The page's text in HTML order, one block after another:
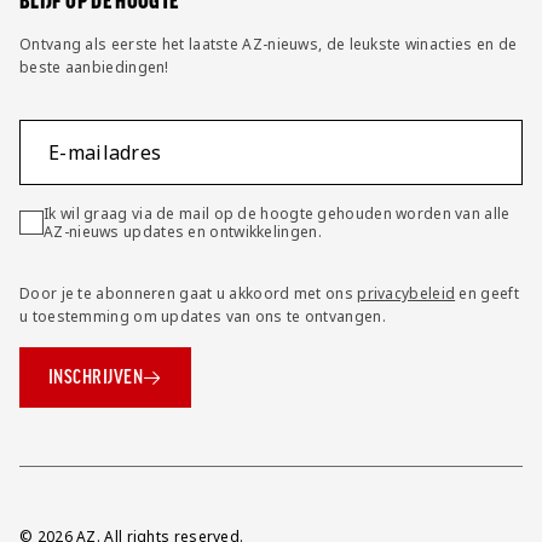
Ontvang als eerste het laatste AZ-nieuws, de leukste winacties en de
beste aanbiedingen!
E-mailadres
Ik wil graag via de mail op de hoogte gehouden worden van alle
AZ-nieuws updates en ontwikkelingen.
Door je te abonneren gaat u akkoord met onsprivacybeleid en geeft
u toestemming om updates van ons te ontvangen.
INSCHRIJVEN
© 2026 AZ. All rights reserved.